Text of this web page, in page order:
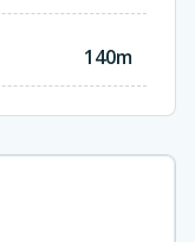
140m